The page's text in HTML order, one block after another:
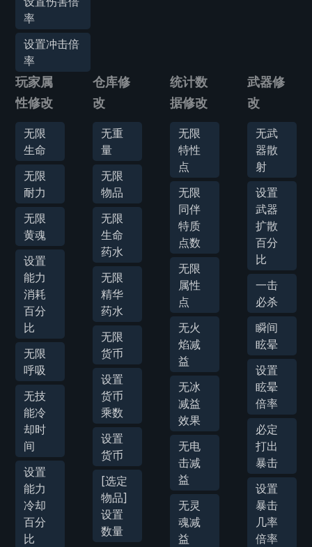
率
设置冲击倍
率
玩家属
性修改
无限
生命
无限
耐力
无限
黄魂
设置
能力
消耗
百分
比
无限
呼吸
无技
能冷
却时
间
设置
能力
冷却
百分
比
仓库修
改
无重
量
无限
物品
无限
生命
药水
无限
精华
药水
无限
货币
设置
货币
乘数
设置
货币
[选定
物品]
设置
数量
统计数
据修改
无限
特性
点
无限
同伴
特质
点数
无限
属性
点
无火
焰减
益
无冰
减益
效果
无电
击减
益
无灵
魂减
益
武器修
改
无武
器散
射
设置
武器
扩散
百分
比
一击
必杀
瞬间
眩晕
设置
眩晕
倍率
必定
打出
暴击
设置
暴击
几率
倍率